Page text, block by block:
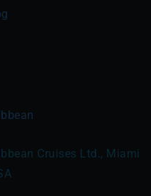
Cruises Ltd., Miami